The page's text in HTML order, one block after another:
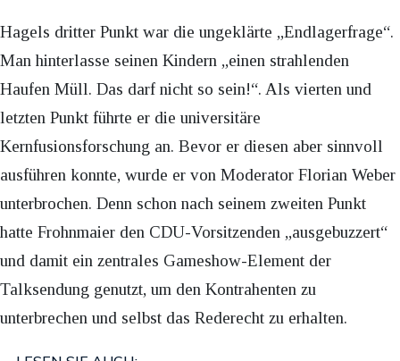
Hagels dritter Punkt war die ungeklärte „Endlagerfrage“.
Man hinterlasse seinen Kindern „einen strahlenden
Haufen Müll. Das darf nicht so sein!“. Als vierten und
letzten Punkt führte er die universitäre
Kernfusionsforschung an. Bevor er diesen aber sinnvoll
ausführen konnte, wurde er von Moderator Florian Weber
unterbrochen. Denn schon nach seinem zweiten Punkt
hatte Frohnmaier den CDU-Vorsitzenden „ausgebuzzert“
und damit ein zentrales Gameshow-Element der
Talksendung genutzt, um den Kontrahenten zu
unterbrechen und selbst das Rederecht zu erhalten.